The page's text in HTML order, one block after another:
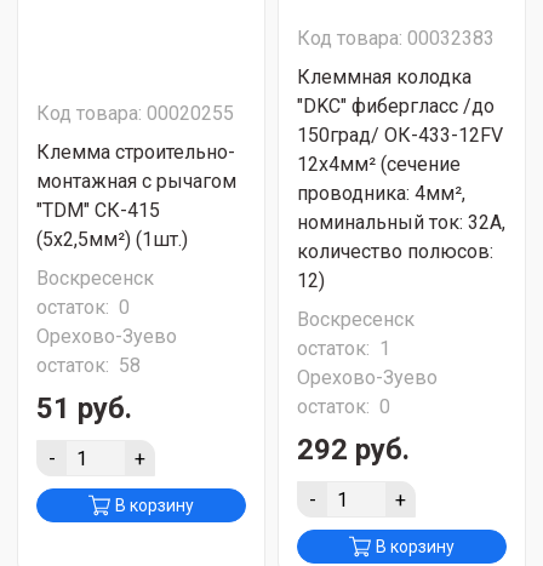
Код товара: 00020255
Клемма строительно-
монтажная с рычагом
"TDM" СК-415
(5х2,5мм²) (1шт.)
Воскресенск
остаток: 0
Орехово-Зуево
остаток: 58
51 руб.
- +
В корзину
Код товара: 00032383
Клеммная колодка
"DKC" фибергласс /до
150град/ ОК-433-12FV
12х4мм² (сечение
проводника: 4мм²,
номинальный ток: 32А,
количество полюсов:
12)
Воскресенск
остаток: 1
Орехово-Зуево
остаток: 0
292 руб.
- +
В корзину